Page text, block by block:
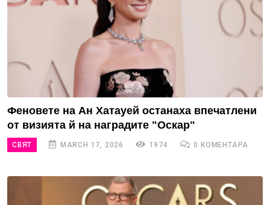
Феновете на Ан Хатауей останаха впечатлени
от визията й на наградите "Оскар"
СВЯТ MARCH 17, 2026 1974 0 КОМЕНТАРА